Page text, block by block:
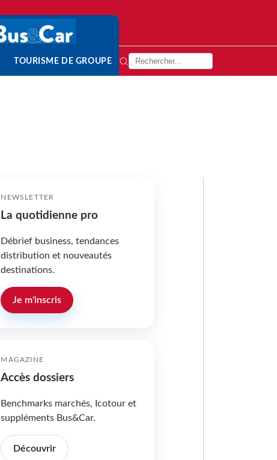
TOURISME DE GROUPE
NEWSLETTER
La quotidienne pro
Débrief business, tendances
distribution et nouveautés
destinations.
Je m'inscris
MAGAZINE
Accès dossiers
Benchmarks marchés, Icotour et
suppléments Bus&Car.
Découvrir